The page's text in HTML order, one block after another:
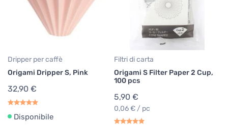
Dripper per caffè
Origami Dripper S, Pink
32,90 €
Disponibile
Filtri di carta
Origami S Filter Paper 2 Cup,
100 pcs
5,90 €
0,06 € / pc